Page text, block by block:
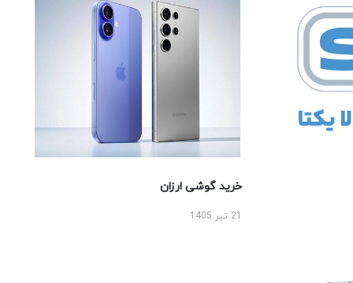
خرید گوشی ارزان